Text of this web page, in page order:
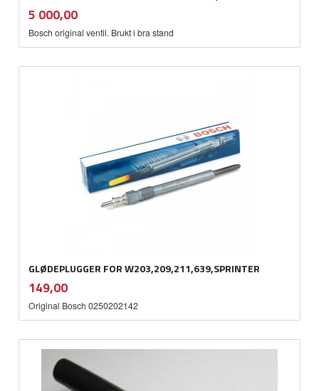
Pris
5 000,00mva.
Bosch original ventil. Brukt i bra stand
GLØDEPLUGGER FOR W203,209,211,639,SPRINTER
Pris
149,00mva.
Original Bosch 0250202142